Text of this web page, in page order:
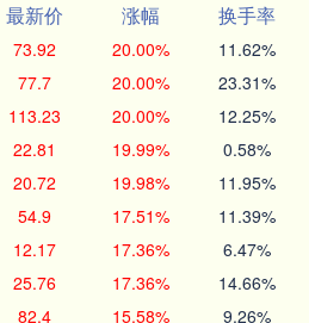
最新价 涨幅
换手率
73.92 20.00% 11.62%
77.7 20.00% 23.31%
113.23 20.00% 12.25%
22.81 19.99% 0.58%
20.72 19.98% 11.95%
54.9 17.51% 11.39%
12.17 17.36% 6.47%
25.76 17.36% 14.66%
82.4 15.58% 9.26%